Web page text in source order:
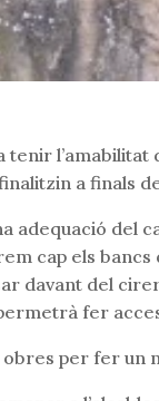
tenir
a finals
adequació del
cap els
davant del
fer
obres per fer